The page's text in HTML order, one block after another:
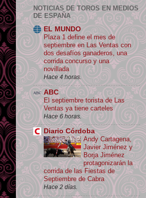
NOTICIAS DE TOROS EN MEDIOS
DE ESPAÑA
EL MUNDO
Plaza 1 define el mes de
septiembre en Las Ventas con
dos desafíos ganaderos, una
corrida concurso y una
novillada
Hace 4 horas.
ABC
El septiembre torista de Las
Ventas ya tiene carteles
Hace 6 horas.
Diario Córdoba
Andy Cartagena,
Javier Jiménez y
Borja Jiménez
protagonizarán la
corrida de las Fiestas de
Septiembre de Cabra
Hace 2 días.